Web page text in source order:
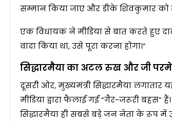
सम्मान किया जाए और डीके शिवकुमार को
एक विधायक ने मीडिया से बात करते हुए
वादा किया था, उसे पूरा करना होगा।”
सिद्धारमैया का अटल रुख और जी
दूसरी ओर, मुख्यमंत्री सिद्धारमैया
मीडिया द्वारा फैलाई गई “गैर-जरूरी
सिद्धारमैया ही सबसे बड़े जन नेता के रूप में